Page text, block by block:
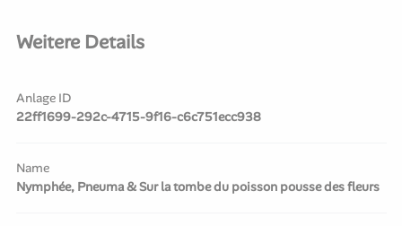
Weitere Details
Anlage ID
22ff1699-292c-4715-9f16-c6c751ecc938
Name
Nymphée, Pneuma & Sur la tombe du poisson pousse des fleurs